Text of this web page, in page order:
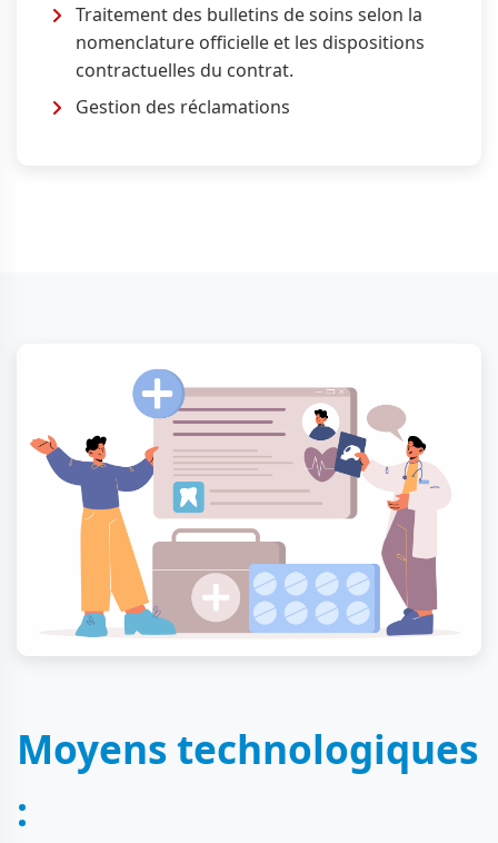
Traitement des bulletins de soins selon la
nomenclature officielle et les dispositions
contractuelles du contrat.
Gestion des réclamations
Moyens technologiques
: